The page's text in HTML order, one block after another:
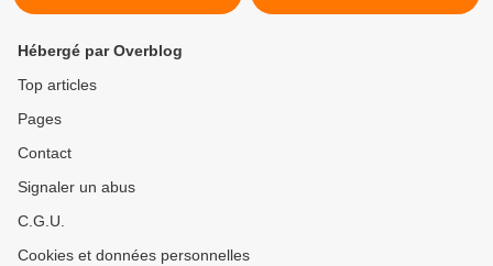
Hébergé par Overblog
Top articles
Pages
Contact
Signaler un abus
C.G.U.
Cookies et données personnelles